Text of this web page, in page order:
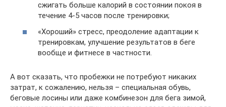
сжигать больше калорий в состоянии покоя в
течение 4-5 часов после тренировки;
«Хороший» стресс, преодоление адаптации к
тренировкам, улучшение результатов в беге
вообще и фитнесе в частности.
А вот сказать, что пробежки не потребуют никаких
затрат, к сожалению, нельзя – специальная обувь,
беговые лосины или даже комбинезон для бега зимой,